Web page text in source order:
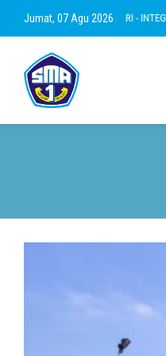
Jumat, 07 Agu 2026
- INOVATIF - LESTARI - INTEGRITAS -